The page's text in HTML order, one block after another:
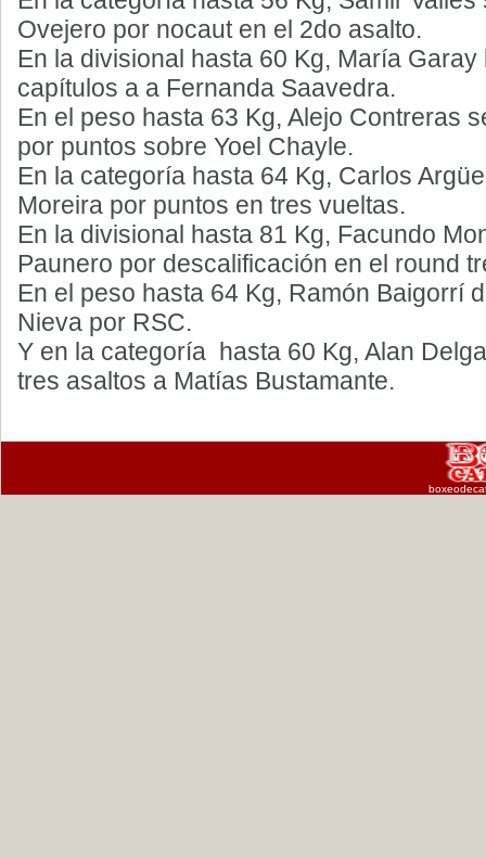
Ovejero por nocaut en el 2do asalto.
En la divisional hasta 60 Kg, María
capítulos a a Fernanda Saavedra.
En el peso hasta 63 Kg, Alejo Contreras
por puntos sobre Yoel Chayle.
En la categoría hasta 64 Kg, Carlos
Moreira por puntos en tres vueltas.
En la divisional hasta 81 Kg, Facundo
Paunero por descalificación en el round
En el peso hasta 64 Kg, Ramón Baigorrí
Nieva por RSC.
Y en la categoría hasta 60 Kg, Alan
tres asaltos a Matías Bustamante.